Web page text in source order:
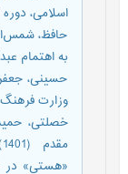
اسلامی، دوره 18، شماره 43، پاییز 1400، صص 74-93.
به اهتمام
وزارت فرهنگ
خصلتی،
«هستی» در